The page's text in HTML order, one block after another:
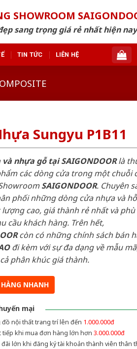
SHOWROOM
sang trọng giá rẻ nhất hiện nay
TIN TỨC LIÊN HỆ
Sungyu P1B11
nhựa gỗ tại SAIGONDOORlà
các dòng cửa trong một chuỗi
SAIGONDOOR. Chuyên
phối những dòng cửa nhựa và
cao, giá thành rẻ nhất và
cầu khách hàng. Trên hết,
còn có những chính sách bán
đi kèm với sự đa dạng về mẫu
phân khúc giá thành.
NHANH
mại
đồ nội thất trang trí lên đến 1.000.000đ
tiếp khi mua đơn hàng lớn hơn 3.000.000đ
lớn khi đăng ký tài khoản thành viên thân